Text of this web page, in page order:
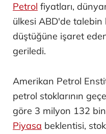
Petrol fiyatları,
ülkesi ABD'de
düştüğüne işaret
geriledi.
Amerikan Petrol
petrol stoklarının
göre 3 milyon 132 bin
Piyasa beklentisi,